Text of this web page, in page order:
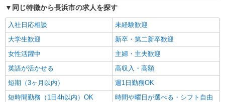
同じ特徴から長浜市の求人を探す
入社日応相談
未経験歓迎
大学生歓迎
新卒・第二新卒歓迎
女性活躍中
主婦・主夫歓迎
英語が活かせる
高収入・高額
短期（3ヶ月以内）
週1日勤務OK
短時間勤務（1日4h以内）OK
時間や曜日が選べる・シフト自由